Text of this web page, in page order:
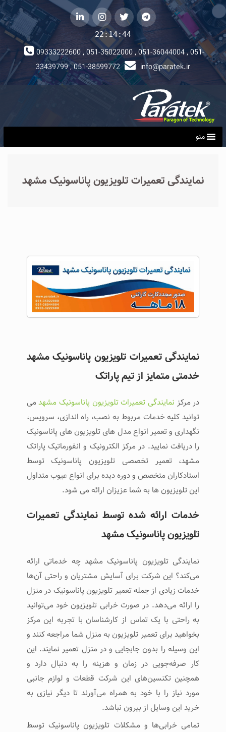
telegramتوییتر instagramلینکداین
22:14:45
09333222600 , 051-35022000 , 051-36044004 , 051-
33439799 , 051-38599772
info@paratek.ir
منو
نمایندگی تعمیرات تلویزیون پاناسونیک مشهد
نمایندگی تعمیرات تلویزیون پاناسونیک مشهد
خدمتی متمایز از تیم پاراتک
در مرکز نمایندگی تعمیرات تلویزیون پاناسونیک مشهدمی
توانید کلیه خدمات مربوط به نصب، راه اندازی، سرویس،
نگهداری و تعمیر انواع مدل های تلویزیون های پاناسونیک
را دریافت نمایید. در مرکز الکترونیک و انفورماتیک پاراتک
مشهد، تعمیر تخصصی تلویزیون پاناسونیک توسط
استادکاران متخصص و دوره دیده برای انواع عیوب متداول
این تلویزیون ها به شما عزیزان ارائه می شود.
خدمات ارائه شده توسط نمایندگی تعمیرات
تلویزیون پاناسونیک مشهد
نمایندگی تلویزیون پاناسونیک مشهد چه خدماتی ارائه
می‌کند؟ این شرکت برای آسایش مشتریان و راحتی آن‌ها
خدمات زیادی از جمله تعمیر تلویزیون پاناسونیک در منزل
را ارائه می‌دهد. در صورت خرابی تلویزیون خود می‌توانید
به راحتی با یک تماس از کارشناسان با تجربه این مرکز
بخواهید برای تعمیر تلویزیون به منزل شما مراجعه کنند و
این وسیله را بدون جابجایی و در منزل تعمیر نمایند. این
کار صرفه‌جویی در زمان و هزینه را به دنبال دارد و
همچنین تکنسین‌های این شرکت قطعات و لوازم جانبی
مورد نیاز را با خود به همراه می‌آورند تا دیگر نیازی به
خرید این وسایل از بیرون نباشد.
تمامی خرابی‌ها و مشکلات تلویزیون پاناسونیک توسط